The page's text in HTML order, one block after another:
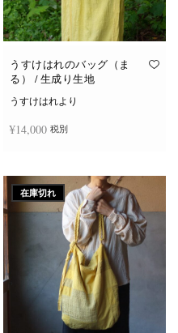
うすけはれのバッグ（ま
る） / 生成り生地
うすけはれより
¥14,000 税別
在庫切れ